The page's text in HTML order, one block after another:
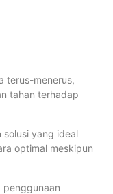
terus-menerus,
tahan terhadap
solusi yang ideal
optimal meskipun
penggunaan